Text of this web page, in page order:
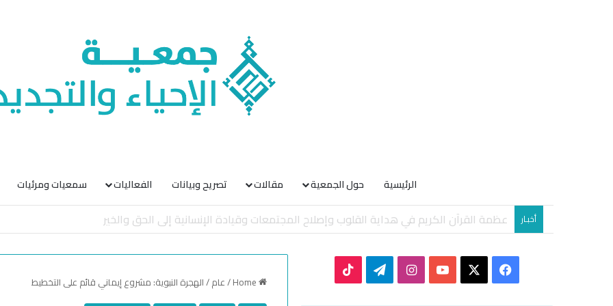
الرئيسية حول الجمعية مقالات تصريح وبيانات الفعاليات سمعيات ومرئيات
أخبـار الصيف ووهمُ الرّاحة
/عام/الهجرة النبوية: مشروع إيماني قائم على التخطيط
Facebook
YouTube
Instagram
Telegram